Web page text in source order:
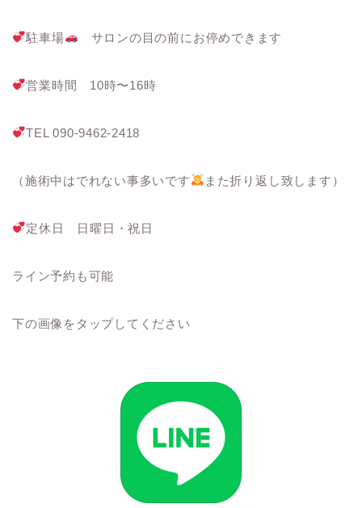
駐車場 サロンの目の前にお停めできます
営業時間 10時〜16時
TEL 090-9462-2418
（施術中はでれない事多いです また折り返し致します）
定休日 日曜日・祝日
ライン予約も可能
下の画像をタップしてください